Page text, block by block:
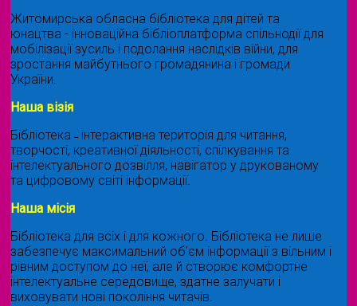
Житомирська обласна бібліотека для дітей та
юнацтва - інноваційна бібліоплатформа спільнодії для
мобілізації зусиль і подолання наслідків війни, для
зростання майбутнього громадянина і громади
України.
Наша візія
Бібліотека ˗ інтерактивна територія для читання,
творчості, креативної діяльності, спілкування та
інтелектуального дозвілля, навігатор у друкованому
та цифровому світі інформації.
Наша місія
Бібліотека для всіх і для кожного. Бібліотека не лише
забезпечує максимальний об'єм інформації з вільним і
рівним доступом до неї, але й створює комфортне
інтелектуальне середовище, здатне залучати і
виховувати нові покоління читачів.